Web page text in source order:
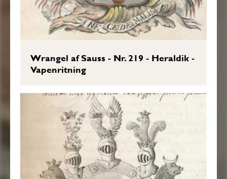
Wrangel af Sauss - Nr. 219 - Heraldik -
Vapenritning